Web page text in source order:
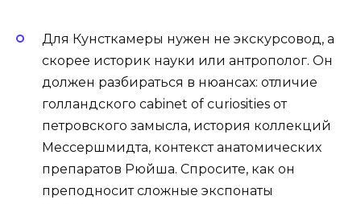
Для Кунсткамеры нужен не экскурсовод, а
скорее историк науки или антрополог. Он
должен разбираться в нюансах: отличие
голландского cabinet of curiosities от
петровского замысла, история коллекций
Мессершмидта, контекст анатомических
препаратов Рюйша. Спросите, как он
преподносит сложные экспонаты